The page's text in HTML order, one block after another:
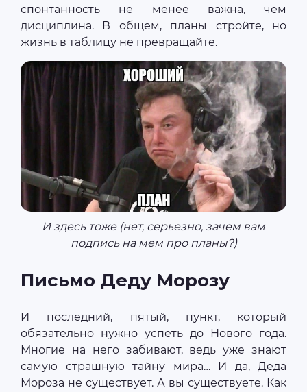
спонтанность не менее важна, чем
дисциплина. В общем, планы стройте, но
жизнь в таблицу не превращайте.
И здесь тоже (нет, серьезно, зачем вам
подпись на мем про планы?)
Письмо Деду Морозу
И последний, пятый, пункт, который
обязательно нужно успеть до Нового года.
Многие на него забивают, ведь уже знают
самую страшную тайну мира… И да, Деда
Мороза не существует. А вы существуете. Как